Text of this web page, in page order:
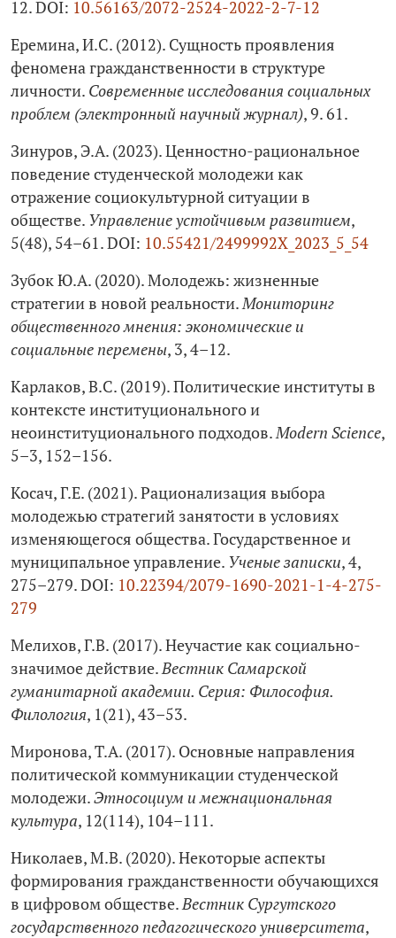
12. DOI: 10.56163/2072-2524-2022-2-7-12
Еремина, И.С. (2012). Сущность проявления
феномена гражданственности в структуре
личности. Современные исследования социальных
проблем (электронный научный журнал), 9. 61.
Зинуров, Э.А. (2023). Ценностно-рациональное
поведение студенческой молодежи как
отражение социокультурной ситуации в
обществе. Управление устойчивым развитием,
5(48), 54–61. DOI: 10.55421/2499992X_2023_5_54
Зубок Ю.А. (2020). Молодежь: жизненные
стратегии в новой реальности.Мониторинг
общественного мнения: экономические и
социальные перемены, 3, 4–12.
Карлаков, В.С. (2019). Политические институты в
контексте институционального и
неоинституционального подходов.Modern Science,
5–3, 152–156.
Косач, Г.Е. (2021). Рационализация выбора
молодежью стратегий занятости в условиях
изменяющегося общества. Государственное и
муниципальное управление. Ученые записки, 4,
275–279. DOI: 10.22394/2079-1690-2021-1-4-275-
279
Мелихов, Г.В. (2017). Неучастие как социально-
значимое действие.Вестник Самарской
гуманитарной академии. Серия: Философия.
Филология, 1(21), 43–53.
Миронова, Т.А. (2017). Основные направления
политической коммуникации студенческой
молодежи.Этносоциум и межнациональная
культура, 12(114), 104–111.
Николаев, М.В. (2020). Некоторые аспекты
формирования гражданственности обучающихся
в цифровом обществе.Вестник Сургутского
государственного педагогического университета,